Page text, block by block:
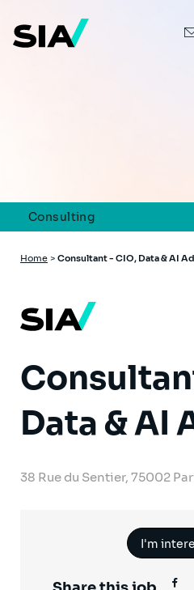
main
content
Consulting
Breadcrumb
Home > Consultant - CIO, Data & AI
Data & AI
38 Rue du Sentier, 75002
I'm